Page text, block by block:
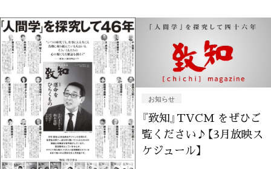
お知らせ
『致知』TVCM をぜひご
覧ください♪【3月放映ス
ケジュール】